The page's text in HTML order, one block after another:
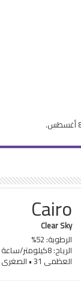
Cairo
Clear Sky
الرطوبة: 52%
الرياح: 8كيلومتر/ساعة ش.ش.غ
العظمى 31 • الصغرى 31